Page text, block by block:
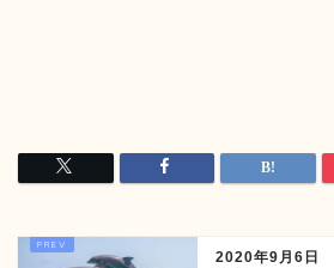
2020年9月6日